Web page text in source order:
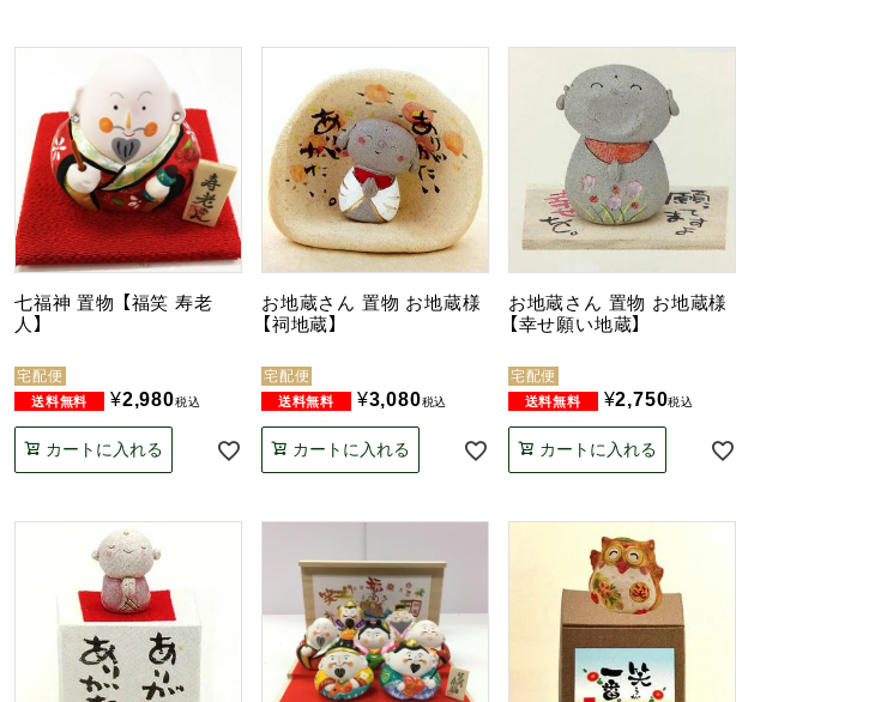
七福神 置物 【福笑 寿老
人】
宅配便
¥2,980税込
カートに入れる
お地蔵さん 置物 お地蔵様
【祠地蔵】
宅配便
¥3,080税込
カートに入れる
お地蔵さん 置物 お地蔵様
【幸せ願い地蔵】
宅配便
¥2,750税込
カートに入れる